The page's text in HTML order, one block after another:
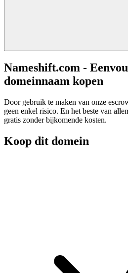
Nameshift.com -
domeinnaam kopen
Door gebruik te maken van onze
geen enkel risico. En het beste van
gratis zonder bijkomende kosten.
Koop dit domein